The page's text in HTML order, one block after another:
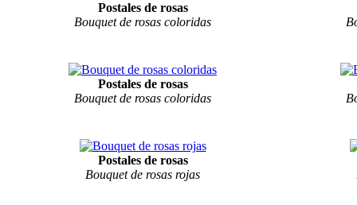
Postales de rosas
Bouquet de rosas coloridas
Postales de rosas
Bouquet de rosas coloridas
Postales de rosas
Bouquet de rosas rojas